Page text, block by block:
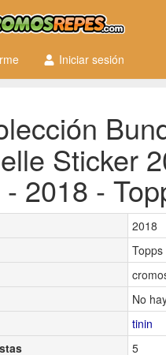
Iniciar sesión
Sticker
2018 -
2018
Topps
No
tinin
5